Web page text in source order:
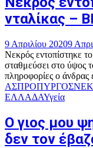
νταλίκας –
9 Απριλίου 20209
Νεκρός εντοπίστηκε
σταθμεύσει στο ύψος
πληροφορίες ο άνδρας
ΑΣΠΡΟΠΥΡΓΟΣ
ΕΛΛΑΔΑΥγεία
Ο γιος μου
δεν τον